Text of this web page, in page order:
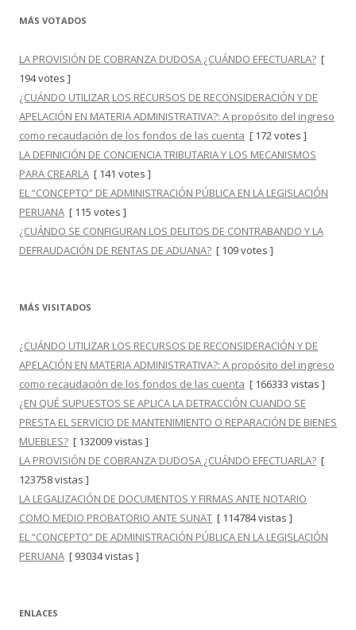
MÁS VOTADOS
LA PROVISIÓN DE COBRANZA DUDOSA ¿CUÁNDO EFECTUARLA? [
194 votes ]
¿CUÁNDO UTILIZAR LOS RECURSOS DE RECONSIDERACIÓN Y DE
APELACIÓN EN MATERIA ADMINISTRATIVA?: A propósito del ingreso
como recaudación de los fondos de las cuenta [ 172 votes ]
LA DEFINICIÓN DE CONCIENCIA TRIBUTARIA Y LOS MECANISMOS
PARA CREARLA [ 141 votes ]
EL “CONCEPTO” DE ADMINISTRACIÓN PÚBLICA EN LA LEGISLACIÓN
PERUANA [ 115 votes ]
¿CUÁNDO SE CONFIGURAN LOS DELITOS DE CONTRABANDO Y LA
DEFRAUDACIÓN DE RENTAS DE ADUANA? [ 109 votes ]
MÁS VISITADOS
¿CUÁNDO UTILIZAR LOS RECURSOS DE RECONSIDERACIÓN Y DE
APELACIÓN EN MATERIA ADMINISTRATIVA?: A propósito del ingreso
como recaudación de los fondos de las cuenta [ 166333 vistas ]
¿EN QUÉ SUPUESTOS SE APLICA LA DETRACCIÓN CUANDO SE
PRESTA EL SERVICIO DE MANTENIMIENTO O REPARACIÓN DE BIENES
MUEBLES? [ 132009 vistas ]
LA PROVISIÓN DE COBRANZA DUDOSA ¿CUÁNDO EFECTUARLA? [
123758 vistas ]
LA LEGALIZACIÓN DE DOCUMENTOS Y FIRMAS ANTE NOTARIO
COMO MEDIO PROBATORIO ANTE SUNAT [ 114784 vistas ]
EL “CONCEPTO” DE ADMINISTRACIÓN PÚBLICA EN LA LEGISLACIÓN
PERUANA [ 93034 vistas ]
ENLACES